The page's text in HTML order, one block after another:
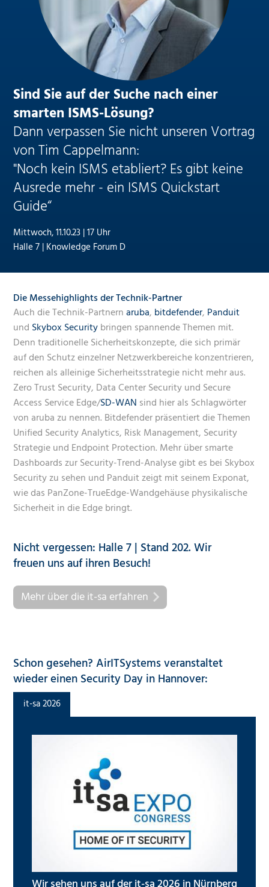
Sind Sie auf der Suche nach einer
smarten ISMS-Lösung?
Dann verpassen Sie nicht unseren Vortrag
von Tim Cappelmann:
"Noch kein ISMS etabliert? Es gibt keine
Ausrede mehr - ein ISMS Quickstart
Guide“
Mittwoch, 11.10.23 | 17 Uhr
Halle 7 | Knowledge Forum D
Die Messehighlights der Technik-Partner
Auch die Technik-Partnernaruba, bitdefender, Panduit
und Skybox Securitybringen spannende Themen mit.
Denn traditionelle Sicherheitskonzepte, die sich primär
auf den Schutz einzelner Netzwerkbereiche konzentrieren,
reichen als alleinige Sicherheitsstrategie nicht mehr aus.
Zero Trust Security, Data Center Security und Secure
Access Service Edge/SD-WAN sind hier als Schlagwörter
von aruba zu nennen. Bitdefender präsentiert die Themen
Unified Security Analytics, Risk Management, Security
Strategie und Endpoint Protection. Mehr über smarte
Dashboards zur Security-Trend-Analyse gibt es bei Skybox
Security zu sehen und Panduit zeigt mit seinem Exponat,
wie das PanZone-TrueEdge-Wandgehäuse physikalische
Sicherheit in die Edge bringt.
Nicht vergessen: Halle 7 | Stand 202. Wir
freuen uns auf ihren Besuch!
Mehr über die it-sa erfahren
Schon gesehen? AirITSystems veranstaltet
wieder einen Security Day in Hannover:
it-sa 2026